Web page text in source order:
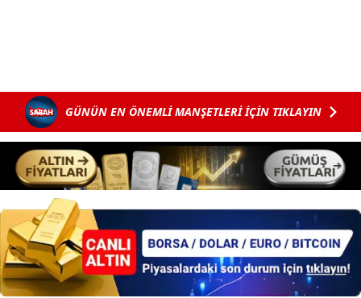
6698 sayılı Kişisel Verilerin Korunması Kanunu uyarınca
hazırlanmış Aydınlatma Metnimizi okumak ve sitemizde
ilgili mevzuata uygun olarak kullanılan çerezlerle ilgili bilgi
almak için lütfentıklayınız
GÜNÜN EN ÖNEMLİ MANŞETLERİ İÇİN TIKLAYIN